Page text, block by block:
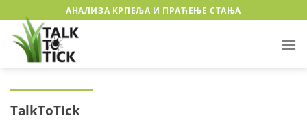
na
sadržaj
АНАЛИЗА КРПЕЉА И ПРАЋЕЊЕ СТАЊА
TalkToTick